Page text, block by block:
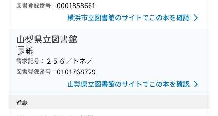
図書登録番号： 0001858661
横浜市立図書館のサイトでこの本を確認
山梨県立図書館
紙
請求記号： ２５６／トネ／
図書登録番号： 0101768729
山梨県立図書館のサイトでこの本を確認
近畿